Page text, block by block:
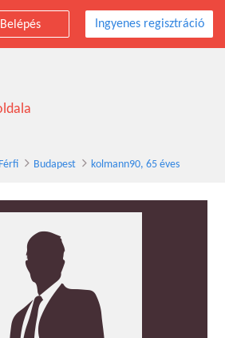
Belépés Ingyenes regisztráció
férfi, 65 éves,
Férfi Budapest kolmann90, 65 éves